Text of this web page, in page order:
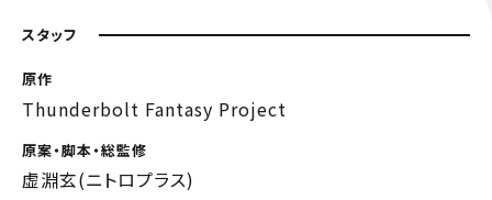
スタッフ
原作
Thunderbolt Fantasy Project
原案・脚本・総監修
虚淵玄(ニトロプラス)